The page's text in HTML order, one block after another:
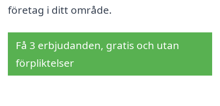
företag i ditt område.
Få 3 erbjudanden, gratis och utan
förpliktelser